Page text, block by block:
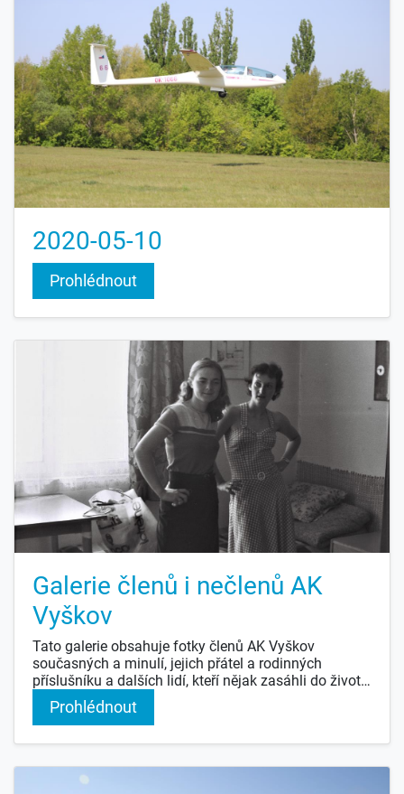
2020-05-10
Prohlédnout
Galerie členů i nečlenů AK
Vyškov
Tato galerie obsahuje fotky členů AK Vyškov
současných a minulí, jejich přátel a rodinných
příslušníku a dalších lidí, kteří nějak zasáhli do života
aeroklubu. Zdaleka není kompletní, ale slibuji, že se ji
budu snažit doplňovat. U příjmení převážně uvádím
jsou převážně scanovány z malých pozitivů a některé
né jen jednou. Proto nestřílejte na fotografa. Dělá co
může. U všech fotek také není autorem. Některé jsou
Prohlédnout